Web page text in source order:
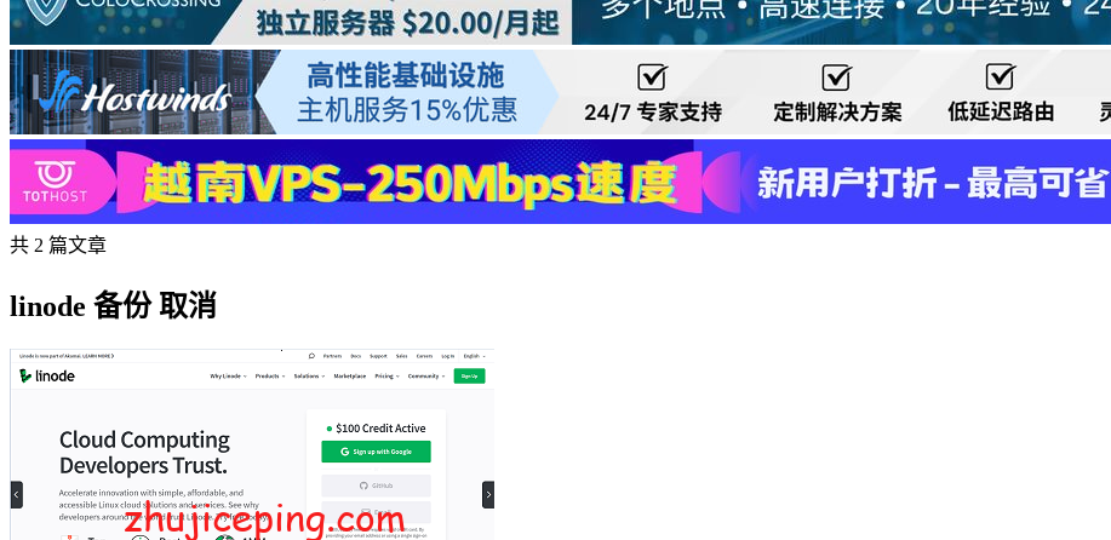
共 2 篇文章
linode 备份 取消